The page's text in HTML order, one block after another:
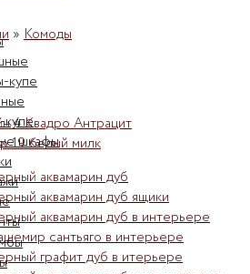
купе
шкафы
» Комоды